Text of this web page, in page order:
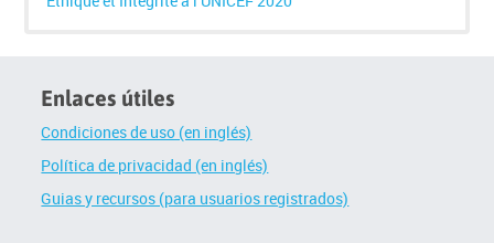
Enlaces útiles
Condiciones de uso (en inglés)
Política de privacidad (en inglés)
Guias y recursos (para usuarios registrados)